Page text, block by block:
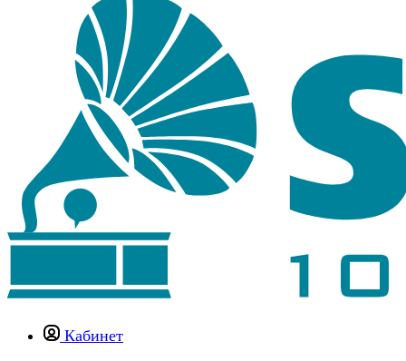
Кабинет